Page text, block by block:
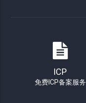
ICP
免费ICP备案服务